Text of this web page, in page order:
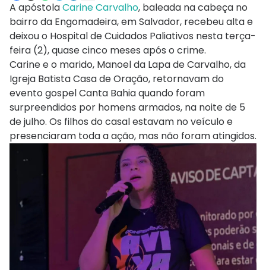
A apóstolaCarine Carvalho, baleada na cabeça no
bairro da Engomadeira, em Salvador, recebeu alta e
deixou o Hospital de Cuidados Paliativos nesta terça-
feira (2), quase cinco meses após o crime.
Carine e o marido, Manoel da Lapa de Carvalho, da
Igreja Batista Casa de Oração, retornavam do
evento gospel Canta Bahia quando foram
surpreendidos por homens armados, na noite de 5
de julho. Os filhos do casal estavam no veículo e
presenciaram toda a ação, mas não foram atingidos.